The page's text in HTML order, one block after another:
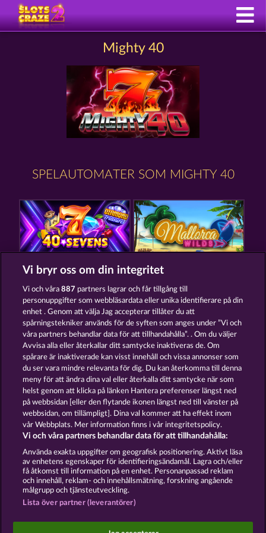
Mighty 40
SPELAUTOMATER SOM MIGHTY 40
40 SEVENS DIAMOND TREASURES MALLORCA WILDS
7 SUPERNOVA FRUITS 7 SUPERNOVA FRUITS NEW LIMITS
Användarvillkor Sekretesspolicy Avtryck
Om Företaget FAQ Facebook
Skicka in en begäran om att ångra köpet
Sociala casinospel är endast avsedda för
Vi bryr oss om din integritet
Vi och våra887 partners lagrar och får tillgång till
personuppgifter som webbläsardata eller unika identifierare på din
enhet . Genom att välja Jag accepterar tillåter du att
spårningstekniker används för de syften som anges under ”Vi och
våra partners behandlar data för att tillhandahålla”. . Om du väljer
Avvisa alla eller återkallar ditt samtycke inaktiveras de. Om
spårare är inaktiverade kan visst innehåll och vissa annonser som
du ser vara mindre relevanta för dig. Du kan återkomma till denna
meny för att ändra dina val eller återkalla ditt samtycke när som
helst genom att klicka på länken Hantera preferenser längst ned
på webbsidan [eller den flytande ikonen längst ned till vänster på
webbsidan, om tillämpligt]. Dina val kommer att ha effekt inom
vår Webbplats. Mer information finns i vår integritetspolicy.
Vi och våra partners behandlar data för att tillhandahålla:
Använda exakta uppgifter om geografisk positionering. Aktivt läsa
av enhetens egenskaper för identifieringsändamål. Lagra och/eller
få åtkomst till information på en enhet. Personanpassad reklam
och innehåll, reklam- och innehållsmätning, forskning angående
målgrupp och tjänsteutveckling.
Lista över partner (leverantörer)